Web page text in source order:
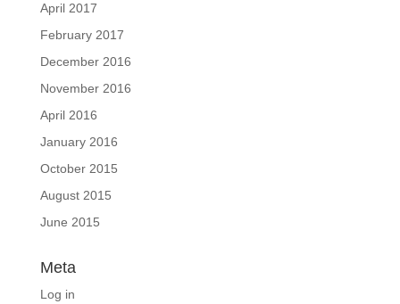
April 2017
February 2017
December 2016
November 2016
April 2016
January 2016
October 2015
August 2015
June 2015
Meta
Log in